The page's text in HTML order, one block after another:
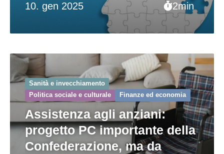
10. gen 2025 2min
Sanità e invecchiamento
Politica sociale e culturale
Finanze ed economia
Assistenza agli anziani:
progetto PC importante della
Confederazione, ma da